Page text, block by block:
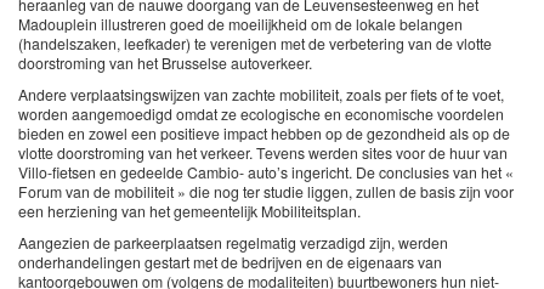
heraanleg van de nauwe doorgang van de Leuvensesteenweg en het
Madouplein illustreren goed de moeilijkheid om de lokale belangen
(handelszaken, leefkader) te verenigen met de verbetering van de vlotte
doorstroming van het Brusselse autoverkeer.
Andere verplaatsingswijzen van zachte mobiliteit, zoals per fiets of te voet,
worden aangemoedigd omdat ze ecologische en economische voordelen
bieden en zowel een positieve impact hebben op de gezondheid als op de
vlotte doorstroming van het verkeer. Tevens werden sites voor de huur van
Villo-fietsen en gedeelde Cambio- auto’s ingericht. De conclusies van het «
Forum van de mobiliteit » die nog ter studie liggen, zullen de basis zijn voor
een herziening van het gemeentelijk Mobiliteitsplan.
Aangezien de parkeerplaatsen regelmatig verzadigd zijn, werden
onderhandelingen gestart met de bedrijven en de eigenaars van
kantoorgebouwen om (volgens de modaliteiten) buurtbewoners hun niet-